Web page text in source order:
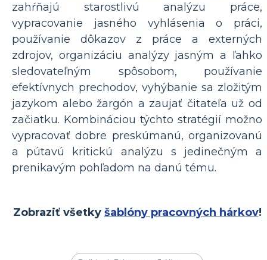
zahŕňajú starostlivú analýzu práce,
vypracovanie jasného vyhlásenia o práci,
používanie dôkazov z práce a externých
zdrojov, organizáciu analýzy jasným a ľahko
sledovateľným spôsobom, používanie
efektívnych prechodov, vyhýbanie sa zložitým
jazykom alebo žargón a zaujať čitateľa už od
začiatku. Kombináciou týchto stratégií možno
vypracovať dobre preskúmanú, organizovanú
a pútavú kritickú analýzu s jedinečným a
prenikavým pohľadom na danú tému.
Zobraziť všetky šablóny pracovných hárkov!